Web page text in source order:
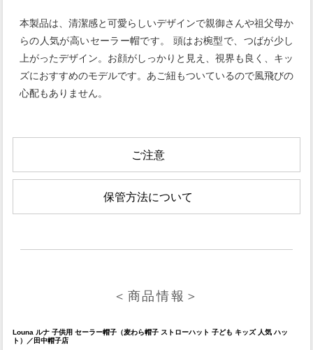
本製品は、清潔感と可愛らしいデザインで親御さんや祖父母か
らの人気が高いセーラー帽です。 頭はお椀型で、つばが少し
上がったデザイン。お顔がしっかりと見え、視界も良く、キッ
ズにおすすめのモデルです。あご紐もついているので風飛びの
心配もありません。
ご注意
保管方法について
＜商品情報＞
Louna ルナ 子供用 セーラー帽子（麦わら帽子 ストローハット 子ども キッズ 人気 ハッ
ト）／田中帽子店